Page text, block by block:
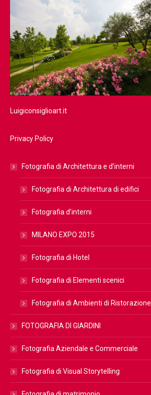
Luigiconsiglioart.it
Privacy Policy
Fotografia di Architettura e d’interni
Fotografia di Architettura di edifici
Fotografia d’interni
MILANO EXPO 2015
Fotografia di Hotel
Fotografia di Elementi scenici
Fotografia di Ambienti di Ristorazione
FOTOGRAFIA DI GIARDINI
Fotografia Aziendale e Commerciale
Fotografia di Visual Storytelling